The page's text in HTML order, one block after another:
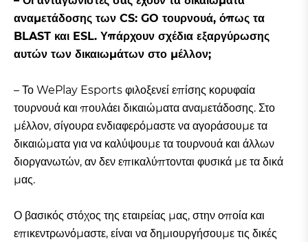
αναμετάδοσης των CS: GO τουρνουά, όπως τα
BLAST και ESL. Υπάρχουν σχέδια εξαργύρωσης
αυτών των δικαιωμάτων στο μέλλον;
– Το WePlay Esports φιλοξενεί επίσης κορυφαία
τουρνουά και πουλάει δικαιώματα αναμετάδοσης. Στο
μέλλον, σίγουρα ενδιαφερόμαστε να αγοράσουμε τα
δικαιώματα για να καλύψουμε τα τουρνουά και άλλων
διοργανωτών, αν δεν επικαλύπτονται φυσικά με τα δικά
μας.
Ο βασικός στόχος της εταιρείας μας, στην οποία και
επικεντρωνόμαστε, είναι να δημιουργήσουμε τις δικές